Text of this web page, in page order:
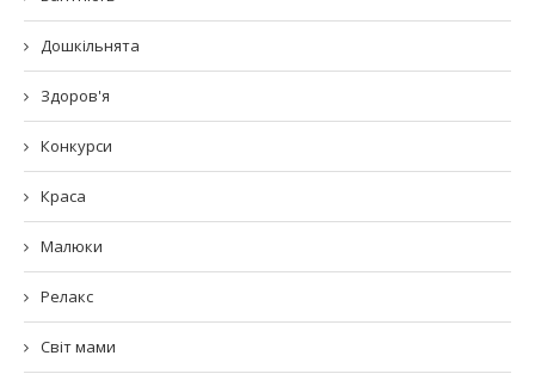
Дошкільнята
Здоров'я
Конкурси
Краса
Малюки
Релакс
Світ мами